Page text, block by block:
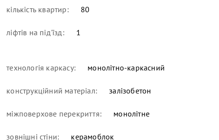
кількість квартир: 80
ліфтів на під'їзд: 1
технологія каркасу: монолітно-каркасний
конструкційний матеріал: залізобетон
міжповерхове перекриття: монолітне
зовнішні стіни: керамоблок